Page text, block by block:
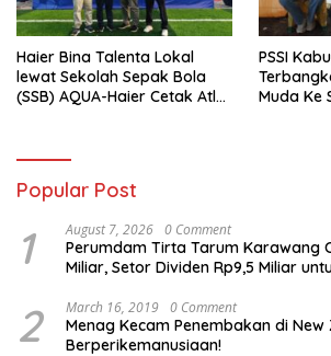
Haier Bina Talenta Lokal
lewat Sekolah Sepak Bola
(SSB) AQUA-Haier Cetak Atlet
PSSI
Muda Ke
Popular Post
1 August 7, 2026 0 Comment
Perumdam Tirta Tarum Karawang
Miliar, Setor Dividen Rp9,5 Miliar
2 March 16, 2019 0 Comment
Menag Kecam Penembakan di New
Berperikemanusiaan!